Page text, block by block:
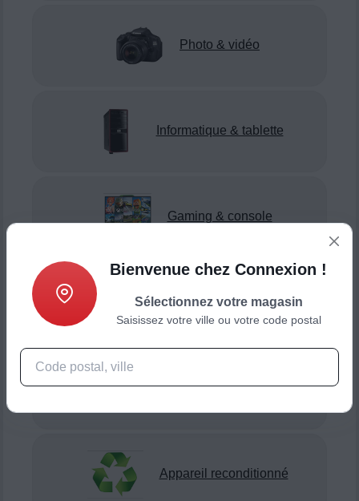
Photo & vidéo
Informatique & tablette
Gaming & console
Smartphone & téléphonie
Objets connectés
Appareil reconditionné
Bienvenue chez Connexion !
Sélectionnez votre magasin
Saisissez votre ville ou votre code postal